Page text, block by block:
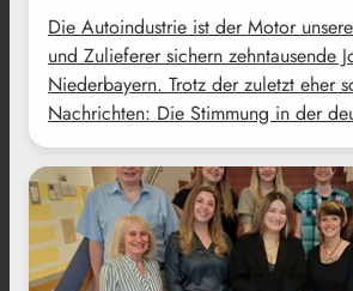
Die Autoindustrie ist der Motor
und Zulieferer sichern zehntausende
Niederbayern. Trotz der zuletzt eher
Nachrichten: Die Stimmung in der